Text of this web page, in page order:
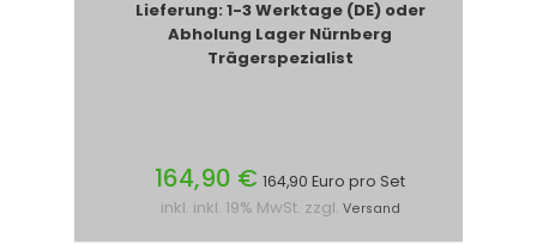
Lieferung: 1-3 Werktage (DE) oder
Abholung Lager Nürnberg
Trägerspezialist
164,90 € 164,90 Euro pro Set
inkl. inkl. 19% MwSt. zzgl. Versand